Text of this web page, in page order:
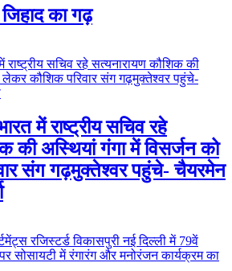
का गढ़
में राष्ट्रीय सचिव रहे
की अस्थियां गंगा में विसर्जन को
संग गढ़मुक्तेश्वर पहुंचे- चैयरमेन